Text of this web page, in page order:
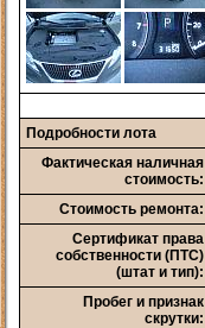
Подробности лота
Фактическая наличная
стоимость:
Стоимость ремонта:
Сертификат права
собственности (ПТС)
(штат и тип):
Пробег и признак
скрутки: